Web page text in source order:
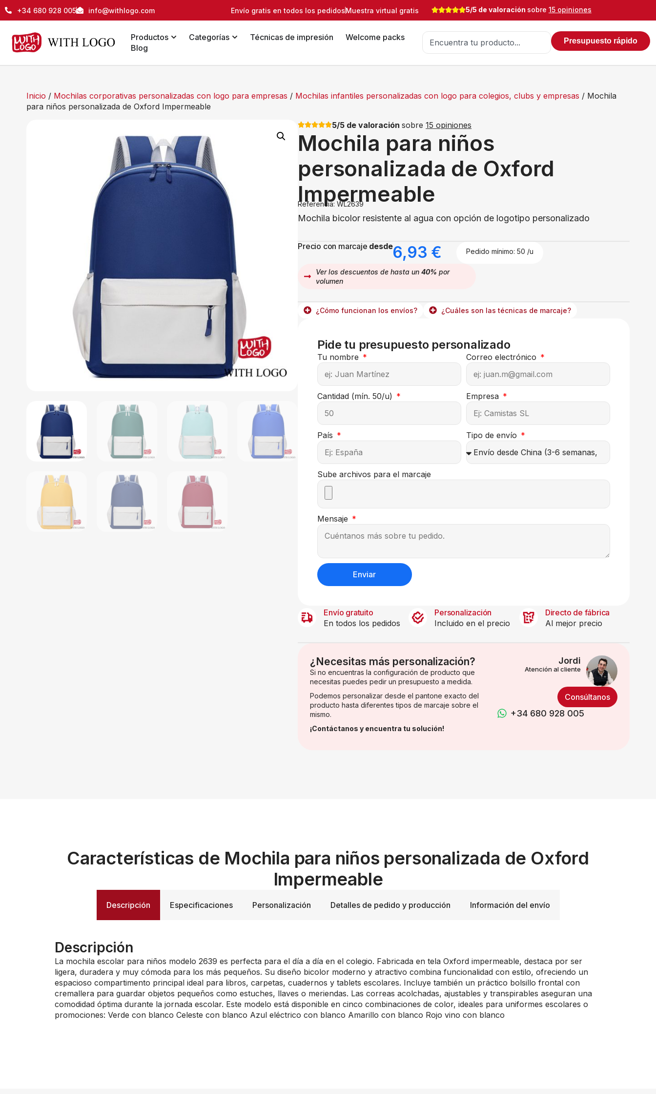
+34 680 928 005 info@withlogo.com Envío gratis en todos los pedidosMuestra virtual gratis 5/5 de valoración sobre 15 opiniones
Productos Categorías Técnicas de impresión
Welcome packs
Blog
Presupuesto rápido
Inicio / Mochilas corporativas personalizadas con logo para empresas / Mochilas infantiles personalizadas con logo para colegios, clubs y empresas / Mochila
para niños personalizada de Oxford Impermeable
5/5 de valoraciónsobre15 opiniones
Mochila para niños
personalizada de Oxford
Impermeable
Referencia: WL2639
Mochila bicolor resistente al agua con opción de logotipo personalizado
Precio con marcaje desde6,93 € Pedido mínimo: 50 /u
Ver los descuentos de hasta un40% por
volumen
¿Cómo funcionan los envíos? ¿Cuáles son las técnicas de marcaje?
Pide tu presupuesto personalizado
Tu nombre Correo electrónico
Cantidad (mín. 50/u) Empresa
País Tipo de envío
Sube archivos para el marcaje
Mensaje
Enviar
Envío gratuito
En todos los pedidos
Personalización
Incluido en el precio
Directo de fábrica
Al mejor precio
¿Necesitas más personalización?
Si no encuentras la configuración de producto que
necesitas puedes pedir un presupuesto a medida.
Podemos personalizar desde el pantone exacto del
producto hasta diferentes tipos de marcaje sobre el
mismo.
¡Contáctanos y encuentra tu solución!
Jordi
Atención al cliente
Consúltanos
+34 680 928 005
Características de Mochila para niños personalizada de Oxford
Impermeable
Descripción Especificaciones Personalización Detalles de pedido y producción Información del envío
Descripción
La mochila escolar para niños modelo 2639 es perfecta para el día a día en el colegio. Fabricada en tela Oxford impermeable, destaca por ser
ligera, duradera y muy cómoda para los más pequeños. Su diseño bicolor moderno y atractivo combina funcionalidad con estilo, ofreciendo un
espacioso compartimento principal ideal para libros, carpetas, cuadernos y tablets escolares. Incluye también un práctico bolsillo frontal con
cremallera para guardar objetos pequeños como estuches, llaves o meriendas. Las correas acolchadas, ajustables y transpirables aseguran una
comodidad óptima durante la jornada escolar. Este modelo está disponible en cinco combinaciones de color, ideales para uniformes escolares o
promociones: Verde con blanco Celeste con blanco Azul eléctrico con blanco Amarillo con blanco Rojo vino con blanco